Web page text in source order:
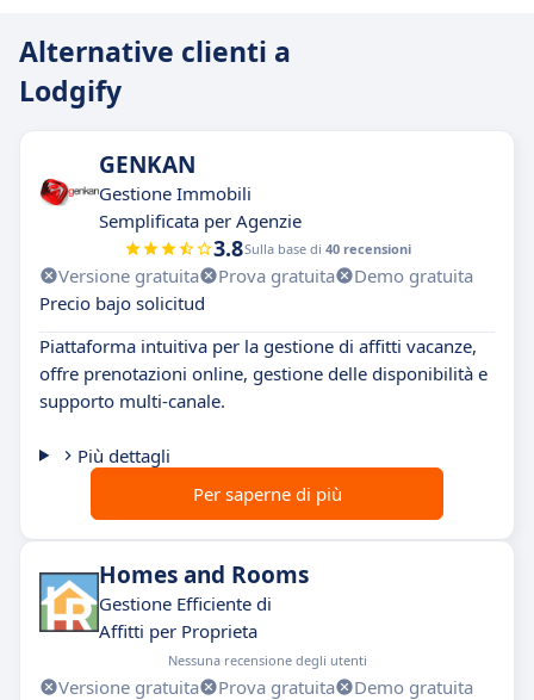
Alternative clienti a
Lodgify
GENKAN
Gestione Immobili
Semplificata per Agenzie
3.8Sulla base di 40 recensioni
Versione gratuita Prova gratuita
Demo gratuita
Precio bajo solicitud
Piattaforma intuitiva per la gestione di affitti vacanze,
offre prenotazioni online, gestione delle disponibilità e
supporto multi-canale.
Più dettagli
Per saperne di più
Homes and Rooms
Gestione Efficiente di
Affitti per Proprieta
Nessuna recensione degli utenti
Versione gratuita Prova gratuita
Demo gratuita